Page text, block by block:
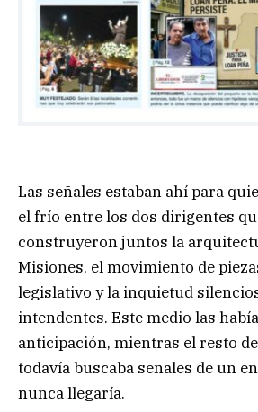
Las señales estaban ahí para
el frío entre los dos dirigentes
construyeron juntos la
Misiones, el movimiento de
legislativo y la inquietud
intendentes. Este medio las
anticipación, mientras el resto
todavía buscaba señales de un
nunca llegaría.